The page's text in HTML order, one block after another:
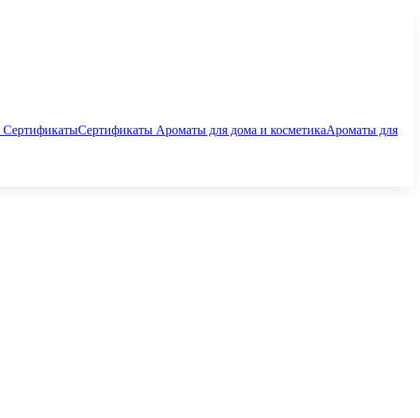
СертификатыСертификаты Ароматы для дома и косметикаАроматы для